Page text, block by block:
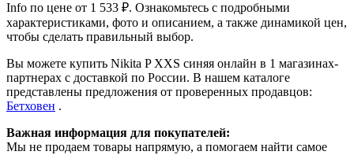
Info по цене от 1 533 ₽. Ознакомьтесь с подробными
характеристиками, фото и описанием, а также динамикой цен,
чтобы сделать правильный выбор.
Вы можете купить Nikita P XXS синяя онлайн в 1 магазинах-
партнерах с доставкой по России. В нашем каталоге
представлены предложения от проверенных продавцов:
Бетховен .
Важная информация для покупателей:
Мы не продаем товары напрямую, а помогаем найти самое